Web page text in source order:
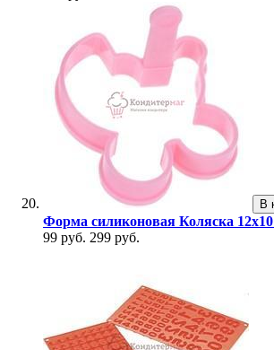
В
Форма силиконовая Коляска 12х10
99 руб. 299 руб.